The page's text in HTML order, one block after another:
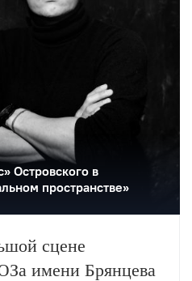
Островского в
пространстве»
сцене
имени Брянцева